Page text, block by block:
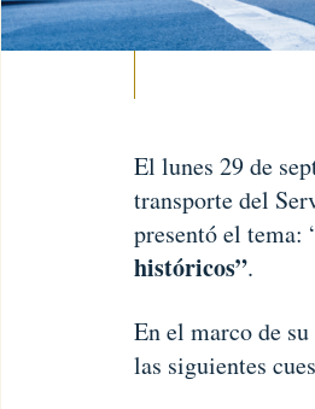
El lunes 29 de
transporte del
presentó el tema:
históricos”.
En el marco de
las siguientes